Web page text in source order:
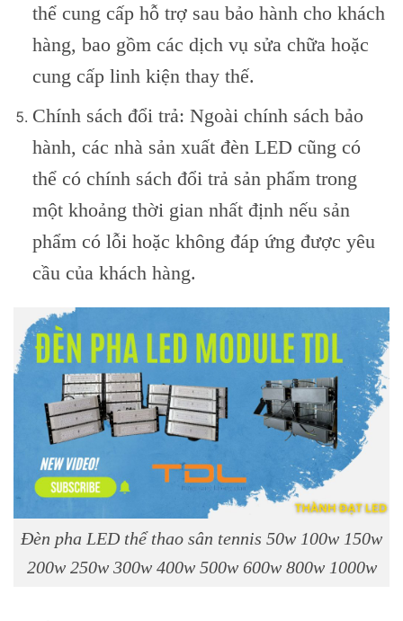
thể cung cấp hỗ trợ sau bảo hành cho khách
hàng, bao gồm các dịch vụ sửa chữa hoặc
cung cấp linh kiện thay thế.
Chính sách đổi trả: Ngoài chính sách bảo
hành, các nhà sản xuất đèn LED cũng có
thể có chính sách đổi trả sản phẩm trong
một khoảng thời gian nhất định nếu sản
phẩm có lỗi hoặc không đáp ứng được yêu
cầu của khách hàng.
Đèn pha LED thể thao sân tennis 50w 100w 150w
200w 250w 300w 400w 500w 600w 800w 1000w